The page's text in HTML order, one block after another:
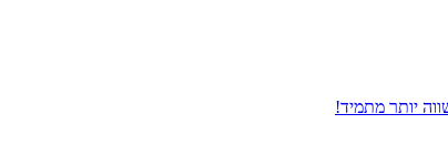
יותר מתמיד!